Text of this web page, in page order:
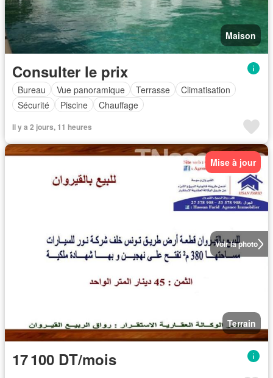
Maison
Consulter le prix
Bureau Vue panoramique Terrasse
Climatisation
Sécurité
Piscine Chauffage
Il y a 2 jours, 11 heures
Voir la photo
Mise à jour
Terrain
17 100 DT/mois